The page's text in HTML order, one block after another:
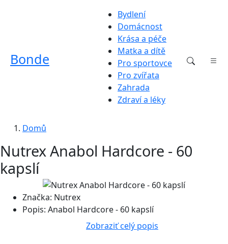
Bonde
Bydlení
Domácnost
Krása a péče
Matka a dítě
Pro sportovce
Pro zvířata
Zahrada
Zdraví a léky
Domů
Nutrex Anabol Hardcore - 60
kapslí
Značka: Nutrex
Popis: Anabol Hardcore - 60 kapslí
Zobraziť celý popis